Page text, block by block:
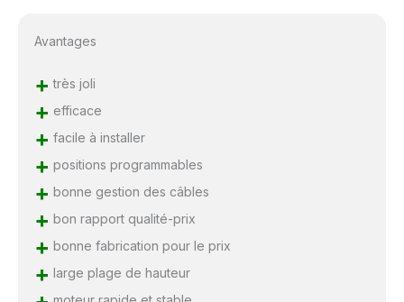
Avantages
+ très joli
+ efficace
+ facile à installer
+ positions programmables
+ bonne gestion des câbles
+ bon rapport qualité-prix
+ bonne fabrication pour le prix
+ large plage de hauteur